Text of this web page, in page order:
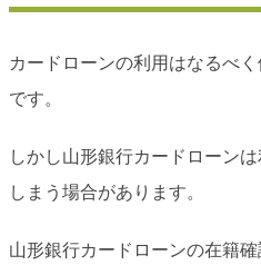
カードローンの利用はなるべ
です。
しかし山形銀行カードローン
しまう場合があります。
山形銀行カードローンの在籍